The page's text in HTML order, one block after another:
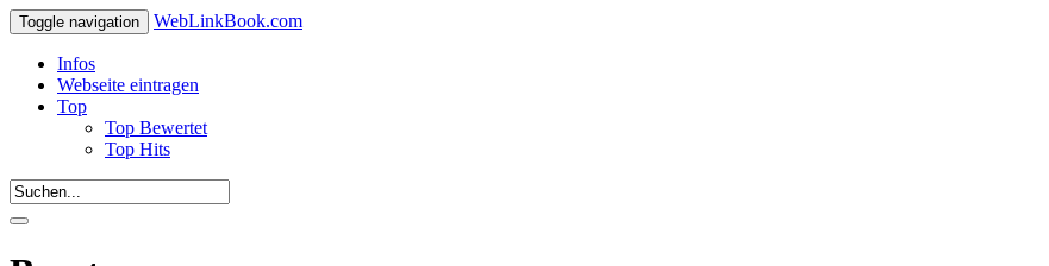
Toggle navigation WebLinkBook.com
Infos
Webseite eintragen
Top
Top Bewertet
Top Hits